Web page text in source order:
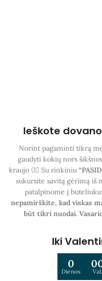
Ieškote
Norint pagaminti tikrą
gaudyti kokių nors
kraujo 😵‍💫 Su rinkiniu
sukursite savitą gėrimą iš
patalpinome į
nepamirškite, kad viskas
būt tikri nuodai.
Iki
0
Dienos Val.